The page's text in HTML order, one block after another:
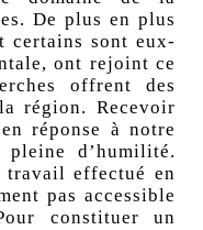
De plus en plus
certains sont eux-
ont rejoint ce
offrent des
région. Recevoir
réponse à notre
d’humilité.
effectué en
pas accessible
constituer un